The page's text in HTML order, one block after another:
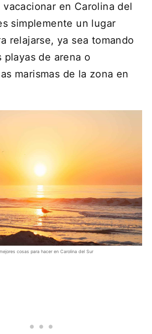
vacacionar en Carolina del
simplemente un lugar
relajarse, ya sea tomando
playas de arena o
marismas de la zona en
cosas para hacer en Carolina del Sur